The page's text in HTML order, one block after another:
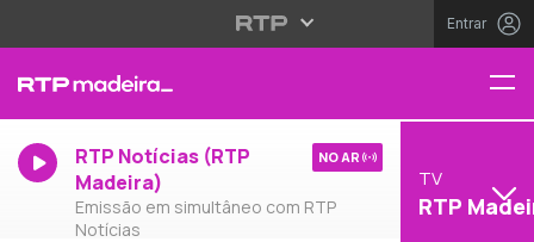
Entrar
RTP Notícias (RTP
Madeira)
Emissão em simultâneo com RTP
Notícias
NO AR
TV
RTP